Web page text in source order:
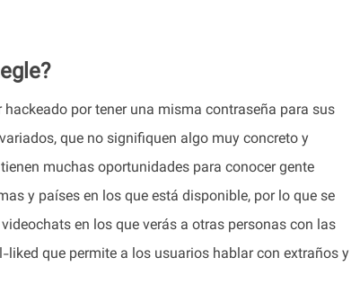
por tener una misma contraseña para sus
que no signifiquen algo muy concreto y
muchas oportunidades para conocer gente
y países en los que está disponible, por lo que se
en los que verás a otras personas con las
que permite a los usuarios hablar con extraños y